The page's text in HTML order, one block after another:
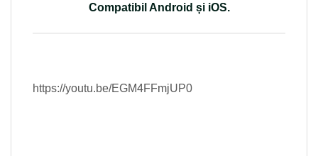
Compatibil Android și iOS.
https://youtu.be/EGM4FFmjUP0